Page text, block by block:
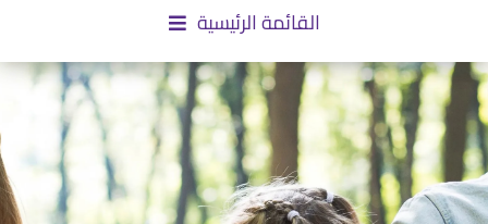
القائمة الرئيسية
الرئيسية
الأكاديمية
الأنشطة